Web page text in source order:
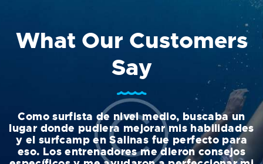
What Our Customers
Say
Como surfista de nivel medio, buscaba un
lugar donde pudiera mejorar mis habilidades
y el surfcamp en Salinas fue perfecto para
eso. Los entrenadores me dieron consejos